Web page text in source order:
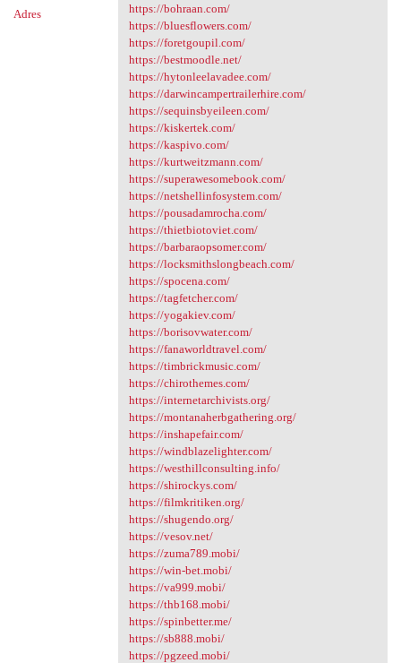
Adres
https://bohraan.com/
https://bluesflowers.com/
https://foretgoupil.com/
https://bestmoodle.net/
https://hytonleelavadee.com/
https://darwincampertrailerhire.com/
https://sequinsbyeileen.com/
https://kiskertek.com/
https://kaspivo.com/
https://kurtweitzmann.com/
https://superawesomebook.com/
https://netshellinfosystem.com/
https://pousadamrocha.com/
https://thietbiotoviet.com/
https://barbaraopsomer.com/
https://locksmithslongbeach.com/
https://spocena.com/
https://tagfetcher.com/
https://yogakiev.com/
https://borisovwater.com/
https://fanaworldtravel.com/
https://timbrickmusic.com/
https://chirothemes.com/
https://internetarchivists.org/
https://montanaherbgathering.org/
https://inshapefair.com/
https://windblazelighter.com/
https://westhillconsulting.info/
https://shirockys.com/
https://filmkritiken.org/
https://shugendo.org/
https://vesov.net/
https://zuma789.mobi/
https://win-bet.mobi/
https://va999.mobi/
https://thb168.mobi/
https://spinbetter.me/
https://sb888.mobi/
https://pgzeed.mobi/